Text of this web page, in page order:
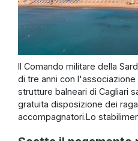
Il Comando militare della
di tre anni con l'associazione
strutture balneari di Cagliari
gratuita disposizione dei
accompagnatori.Lo